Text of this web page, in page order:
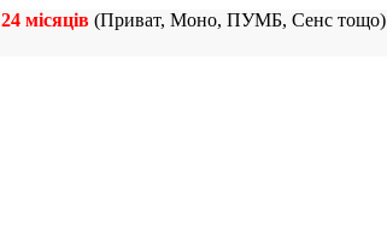
24 місяців(Приват, Моно, ПУМБ, Сенс тощо)